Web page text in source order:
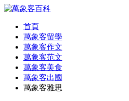
首頁
萬象客留學
萬象客作文
萬象客范文
萬象客美食
萬象客出國
萬象客雅思